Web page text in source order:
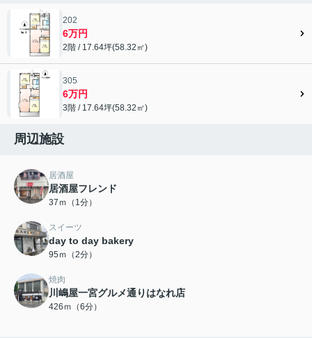
202
6万円
2階 / 17.64坪(58.32㎡)
305
6万円
3階 / 17.64坪(58.32㎡)
周辺施設
居酒屋
居酒屋フレンド
37ｍ（1分）
スイーツ
day to day bakery
95ｍ（2分）
焼肉
川嶋屋一宮グルメ通りはなれ店
426ｍ（6分）